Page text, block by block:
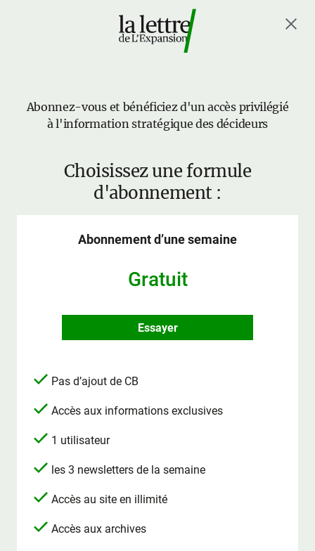
Abonnez-vous et bénéficiez d'un accès privilégié
à l'information stratégique des décideurs
Choisissez une formule
d'abonnement :
Abonnement d’une semaine
Gratuit
Essayer
Pas d’ajout de CB
Accès aux informations exclusives
1 utilisateur
les 3 newsletters de la semaine
Accès au site en illimité
Accès aux archives